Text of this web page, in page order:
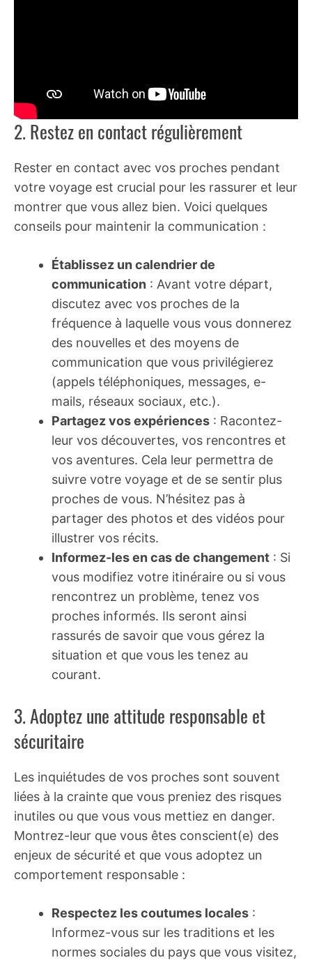
2. Restez en contact régulièrement
Rester en contact avec vos proches pendant
votre voyage est crucial pour les rassurer et leur
montrer que vous allez bien. Voici quelques
conseils pour maintenir la communication :
Établissez un calendrier de
communication : Avant votre départ,
discutez avec vos proches de la
fréquence à laquelle vous vous donnerez
des nouvelles et des moyens de
communication que vous privilégierez
(appels téléphoniques, messages, e-
mails, réseaux sociaux, etc.).
Partagez vos expériences : Racontez-
leur vos découvertes, vos rencontres et
vos aventures. Cela leur permettra de
suivre votre voyage et de se sentir plus
proches de vous. N’hésitez pas à
partager des photos et des vidéos pour
illustrer vos récits.
Informez-les en cas de changement : Si
vous modifiez votre itinéraire ou si vous
rencontrez un problème, tenez vos
proches informés. Ils seront ainsi
rassurés de savoir que vous gérez la
situation et que vous les tenez au
courant.
3. Adoptez une attitude responsable et
sécuritaire
Les inquiétudes de vos proches sont souvent
liées à la crainte que vous preniez des risques
inutiles ou que vous vous mettiez en danger.
Montrez-leur que vous êtes conscient(e) des
enjeux de sécurité et que vous adoptez un
comportement responsable :
Respectez les coutumes locales :
Informez-vous sur les traditions et les
normes sociales du pays que vous visitez,